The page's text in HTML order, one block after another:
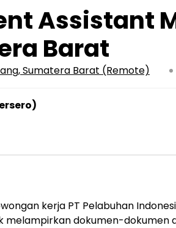
Assistant
Barat
Sumatera Barat (Remote)
kerja PT Pelabuhan
melampirkan dokumen-dokumen